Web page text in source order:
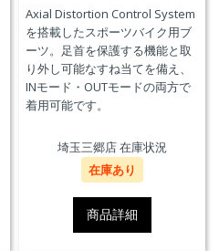
Axial Distortion Control System
を搭載したスポーツバイク用ブ
ーツ。足首を保護する機能と取
り外し可能なすね当てを備え、
INモード・OUTモードの両方で
着用可能です。
埼玉三郷店 在庫状況
在庫あり
商品詳細